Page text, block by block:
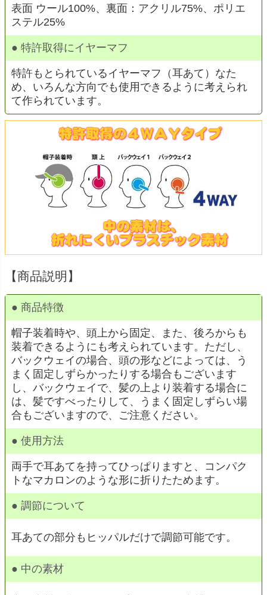
表面 ウール100%、裏面：アクリル75%、ポリエ
ステル25%
● 特許取得にイヤーマフ
特許もとられているイヤーマフ（耳あて）なた
め、いろんな方向でも使用できるように考えられ
て作られています。
【商品説明】
● 商品特徴
帽子装着時や、頭上から固定、また、後ろからも
装着できるようにも考えられています。ただし、
バックウェイの場合、頭の形などによっては、う
まく固定しずらかったりする場合もございます
し、バックウェイで、髪の上より装着する場合に
は、髪ですべったりして、うまく固定しずらい場
合もございますので、ご注意ください。
● 使用方法
両手で耳あてを持ってひっぱりますと、コンパク
トなマカロンのような形に折りたためます。
● 調節について
耳あての部分もヒッパルだけで調節可能です。
● 中の素材